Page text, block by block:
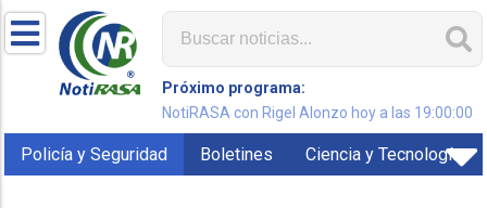
Próximo programa:
NotiRASA con Rigel Alonzo hoy a las 19:00:00
Policía y Seguridad Boletines Ciencia y Tecnología